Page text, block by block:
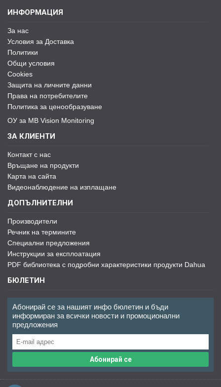
ИНФОРМАЦИЯ
За нас
Условия за Доставка
Политики
Общи условия
Cookies
Защита на личните данни
Права на потребителите
Политика за ценообразуване
ОУ за MB Vision Monitoring
ЗА КЛИЕНТИ
Контакт с нас
Връщане на продукти
Карта на сайта
Видеонаблюдение на изплащане
ДОПЪЛНИТЕЛНИ
Производители
Речник на термините
Специални предложения
Инструкции за експлоатация
PDF библиотека с подробни характеристики продукти Dahua
БЮЛЕТИН
Абонирай се за нашият инфо бюлетин и бъди
информиран за всички новости и промоционални
предложения
Абонирай се